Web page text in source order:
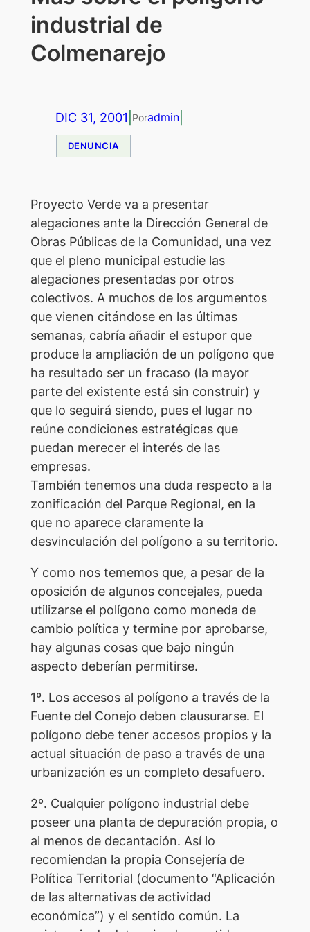
industrial de
Colmenarejo
DIC 31, 2001 Poradmin|
DENUNCIA
Proyecto Verde va a presentar
alegaciones ante la Dirección General de
Obras Públicas de la Comunidad, una vez
que el pleno municipal estudie las
alegaciones presentadas por otros
colectivos. A muchos de los argumentos
que vienen citándose en las últimas
semanas, cabría añadir el estupor que
produce la ampliación de un polígono que
ha resultado ser un fracaso (la mayor
parte del existente está sin construir) y
que lo seguirá siendo, pues el lugar no
reúne condiciones estratégicas que
puedan merecer el interés de las
empresas.
También tenemos una duda respecto a la
zonificación del Parque Regional, en la
que no aparece claramente la
desvinculación del polígono a su territorio.
Y como nos tememos que, a pesar de la
oposición de algunos concejales, pueda
utilizarse el polígono como moneda de
cambio política y termine por aprobarse,
hay algunas cosas que bajo ningún
aspecto deberían permitirse.
1º. Los accesos al polígono a través de la
Fuente del Conejo deben clausurarse. El
polígono debe tener accesos propios y la
actual situación de paso a través de una
urbanización es un completo desafuero.
2º. Cualquier polígono industrial debe
poseer una planta de depuración propia, o
al menos de decantación. Así lo
recomiendan la propia Consejería de
Política Territorial (documento “Aplicación
de las alternativas de actividad
económica”) y el sentido común. La